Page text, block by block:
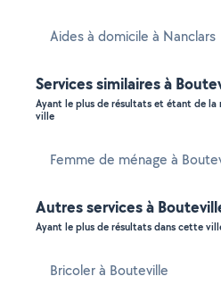
Aides à domicile à Nanclars
Services similaires à
Ayant le plus de résultats et étant de
ville
Femme de ménage à
Autres services à
Ayant le plus de résultats dans cette
Bricoler à Bouteville